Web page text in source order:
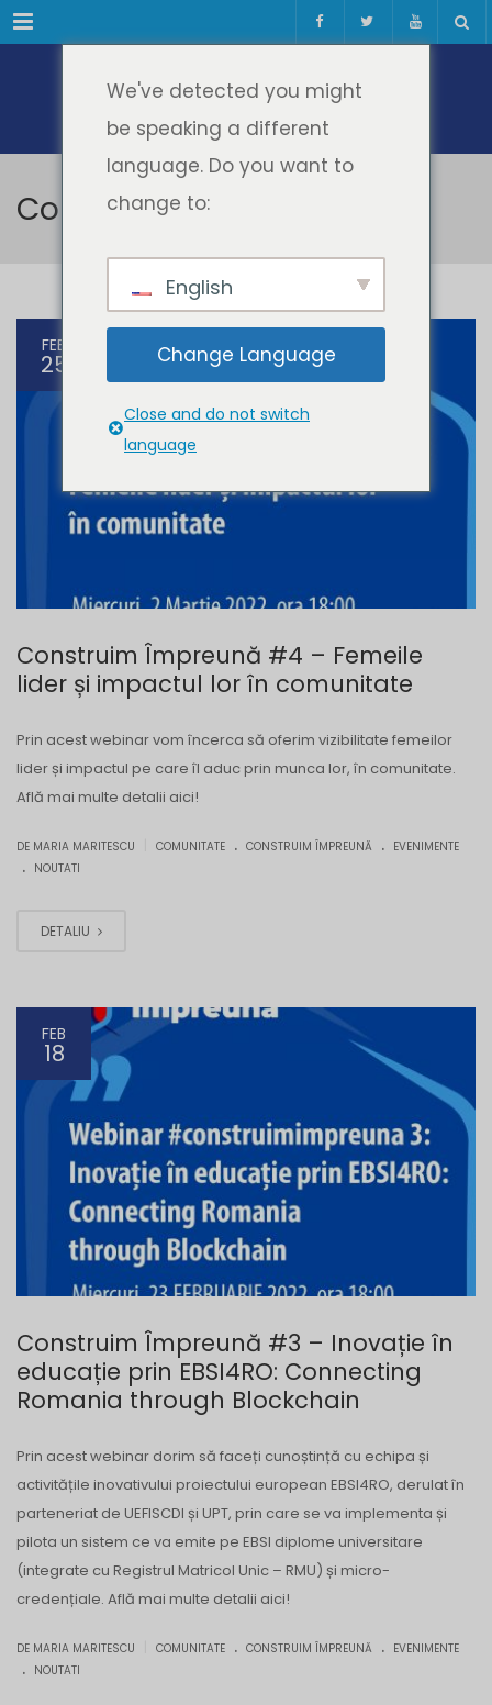
Meniul
Construim Împreună
FEB
25
Construim Împreună #4 – Femeile
lider și impactul lor în comunitate
Prin acest webinar vom încerca să oferim vizibilitate femeilor
lider și impactul pe care îl aduc prin munca lor, în comunitate.
Află mai multe detalii aici!
DE MARIA MARITESCU COMUNITATE . CONSTRUIM ÎMPREUNĂ . EVENIMENTE
. NOUTATI
DETALIU
FEB
18
Construim Împreună #3 – Inovație în
educație prin EBSI4RO: Connecting
Romania through Blockchain
Prin acest webinar dorim să faceți cunoștință cu echipa și
activitățile inovativului proiectului european EBSI4RO, derulat în
parteneriat de UEFISCDI și UPT, prin care se va implementa și
pilota un sistem ce va emite pe EBSI diplome universitare
(integrate cu Registrul Matricol Unic – RMU) și micro-
credențiale. Află mai multe detalii aici!
DE MARIA MARITESCU COMUNITATE . CONSTRUIM ÎMPREUNĂ . EVENIMENTE
. NOUTATI
We've detected you might
be speaking a different
language. Do you want to
change to:
English
Change Language
Close and do not switch
language